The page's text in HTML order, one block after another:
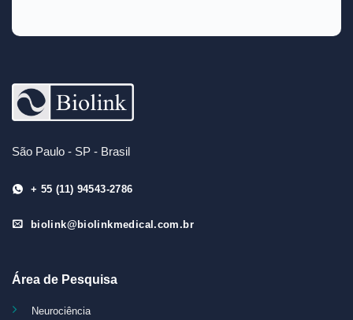
São Paulo - SP - Brasil
+ 55 (11) 94543-2786
biolink@biolinkmedical.com.br
Área de Pesquisa
Neurociência